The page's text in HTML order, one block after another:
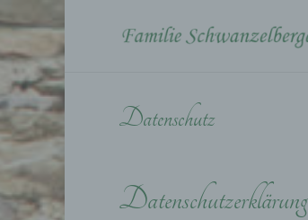
Datenschutz
Datenschutzerklärung